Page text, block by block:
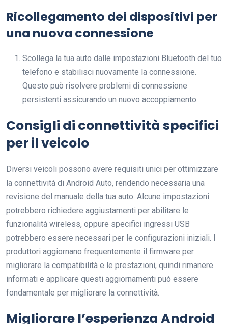
Ricollegamento dei dispositivi per
una nuova connessione
Scollega la tua auto dalle impostazioni Bluetooth del tuo
telefono e stabilisci nuovamente la connessione.
Questo può risolvere problemi di connessione
persistenti assicurando un nuovo accoppiamento.
Consigli di connettività specifici
per il veicolo
Diversi veicoli possono avere requisiti unici per ottimizzare
la connettività di Android Auto, rendendo necessaria una
revisione del manuale della tua auto. Alcune impostazioni
potrebbero richiedere aggiustamenti per abilitare le
funzionalità wireless, oppure specifici ingressi USB
potrebbero essere necessari per le configurazioni iniziali. I
produttori aggiornano frequentemente il firmware per
migliorare la compatibilità e le prestazioni, quindi rimanere
informati e applicare questi aggiornamenti può essere
fondamentale per migliorare la connettività.
Migliorare l’esperienza Android